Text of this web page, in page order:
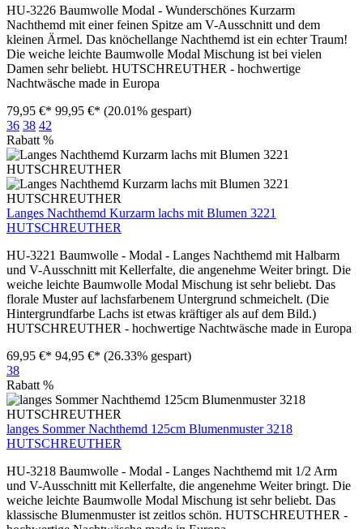
HU-3226 Baumwolle Modal - Wunderschönes Kurzarm
Nachthemd mit einer feinen Spitze am V-Ausschnitt und dem
kleinen Ärmel. Das knöchellange Nachthemd ist ein echter Traum!
Die weiche leichte Baumwolle Modal Mischung ist bei vielen
Damen sehr beliebt. HUTSCHREUTHER - hochwertige
Nachtwäsche made in Europa
79,95 €* 99,95 €* (20.01% gespart)
36 38 42
Rabatt %
Langes Nachthemd Kurzarm lachs mit Blumen 3221
HUTSCHREUTHER
HU-3221 Baumwolle - Modal - Langes Nachthemd mit Halbarm
und V-Ausschnitt mit Kellerfalte, die angenehme Weiter bringt. Die
weiche leichte Baumwolle Modal Mischung ist sehr beliebt. Das
florale Muster auf lachsfarbenem Untergrund schmeichelt. (Die
Hintergrundfarbe Lachs ist etwas kräftiger als auf dem Bild.)
HUTSCHREUTHER - hochwertige Nachtwäsche made in Europa
69,95 €* 94,95 €* (26.33% gespart)
38
Rabatt %
langes Sommer Nachthemd 125cm Blumenmuster 3218
HUTSCHREUTHER
HU-3218 Baumwolle - Modal - Langes Nachthemd mit 1/2 Arm
und V-Ausschnitt mit Kellerfalte, die angenehme Weiter bringt. Die
weiche leichte Baumwolle Modal Mischung ist sehr beliebt. Das
klassische Blumenmuster ist zeitlos schön. HUTSCHREUTHER -